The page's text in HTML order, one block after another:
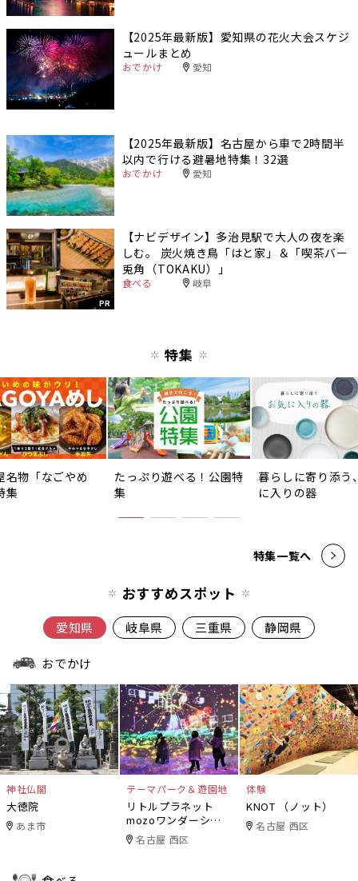
【2025年最新版】愛知県の花火大会スケジ
ュールまとめ
おでかけ 愛知
【2025年最新版】名古屋から車で2時間半
以内で行ける避暑地特集！32選
おでかけ 愛知
PR
【ナビデザイン】多治見駅で大人の夜を楽
しむ。 炭火焼き鳥「はと家」＆「喫茶バー
兎角（TOKAKU）」
食べる 岐阜
特集
名物「なごやめ
集
たっぷり遊べる！公園特
集
暮らしに寄り添う
に入りの器
特集一覧へ
おすすめスポット
愛知県 岐阜県 三重県 静岡県
おでかけ
神社仏閣
大徳院
あま市
テーマパーク＆遊園地
リトルプラネット
mozoワンダーシテ
ィ 名古屋 西区
体験
KNOT （ノット）
名古屋 西区